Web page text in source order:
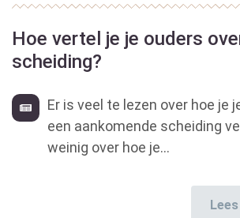
Hoe vertel je je ouders
scheiding?
Er is veel te lezen over hoe je
een aankomende scheiding
weinig over hoe je...